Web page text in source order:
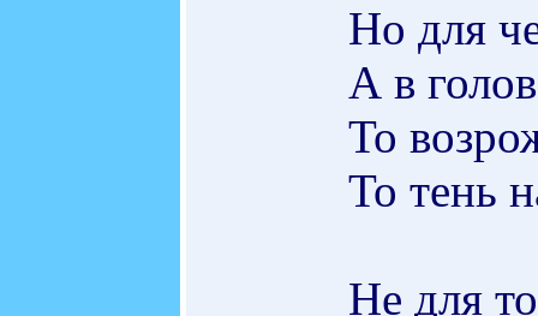
Но для
А в
То
То тень
Не для